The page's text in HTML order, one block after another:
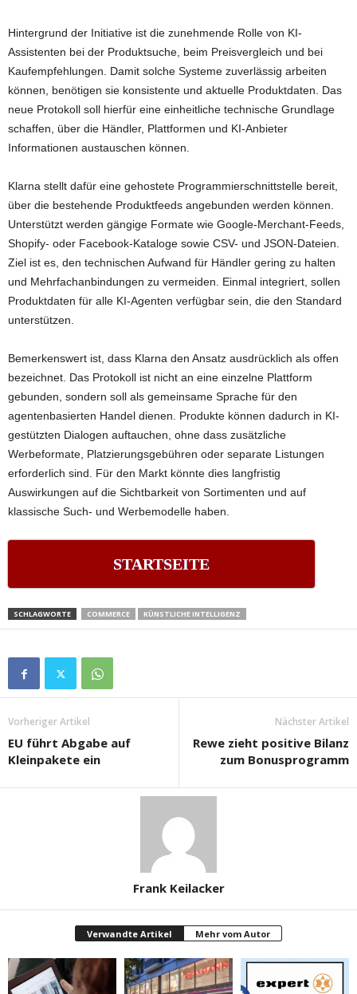
Hintergrund der Initiative ist die zunehmende Rolle von KI-
Assistenten bei der Produktsuche, beim Preisvergleich und bei
Kaufempfehlungen. Damit solche Systeme zuverlässig arbeiten
können, benötigen sie konsistente und aktuelle Produktdaten. Das
neue Protokoll soll hierfür eine einheitliche technische Grundlage
schaffen, über die Händler, Plattformen und KI-Anbieter
Informationen austauschen können.
Klarna stellt dafür eine gehostete Programmierschnittstelle bereit,
über die bestehende Produktfeeds angebunden werden können.
Unterstützt werden gängige Formate wie Google-Merchant-Feeds,
Shopify- oder Facebook-Kataloge sowie CSV- und JSON-Dateien.
Ziel ist es, den technischen Aufwand für Händler gering zu halten
und Mehrfachanbindungen zu vermeiden. Einmal integriert, sollen
Produktdaten für alle KI-Agenten verfügbar sein, die den Standard
unterstützen.
Bemerkenswert ist, dass Klarna den Ansatz ausdrücklich als offen
bezeichnet. Das Protokoll ist nicht an eine einzelne Plattform
gebunden, sondern soll als gemeinsame Sprache für den
agentenbasierten Handel dienen. Produkte können dadurch in KI-
gestützten Dialogen auftauchen, ohne dass zusätzliche
Werbeformate, Platzierungsgebühren oder separate Listungen
erforderlich sind. Für den Markt könnte dies langfristig
Auswirkungen auf die Sichtbarkeit von Sortimenten und auf
klassische Such- und Werbemodelle haben.
STARTSEITE
SCHLAGWORTE COMMERCE KÜNSTLICHE INTELLIGENZ
Vorheriger Artikel
EU führt Abgabe auf
Kleinpakete ein
Nächster Artikel
Rewe zieht positive Bilanz
zum Bonusprogramm
Frank Keilacker
Verwandte Artikel Mehr vom Autor